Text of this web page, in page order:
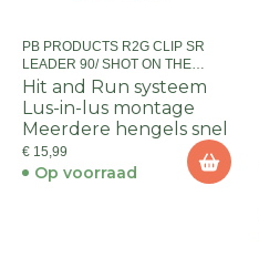
PB PRODUCTS R2G CLIP SR
LEADER 90/ SHOT ON THE
HOOK OVERLOADED RIG SIZE
Hit and Run systeem
Lus-in-lus montage
Meerdere hengels snel
€ 15,99
Op voorraad